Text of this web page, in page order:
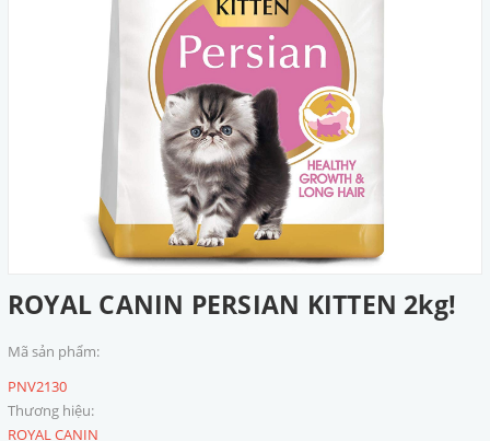
ROYAL CANIN PERSIAN KITTEN 2kg!
Mã sản phẩm:
PNV2130
Thương hiệu:
ROYAL CANIN